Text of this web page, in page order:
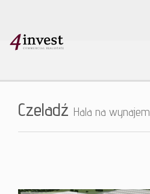
Czeladź Hala na wynajem